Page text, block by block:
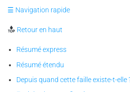
☰ Navigation rapide
Retour en haut
Résumé express
Résumé étendu
Depuis quand cette faille existe-t-elle